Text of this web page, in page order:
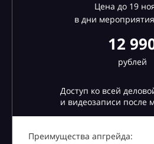
Цена до 19
в дни мероприятия
12
рублей
Доступ ко всей
и видеозаписи после
Преимущества апгрейда: